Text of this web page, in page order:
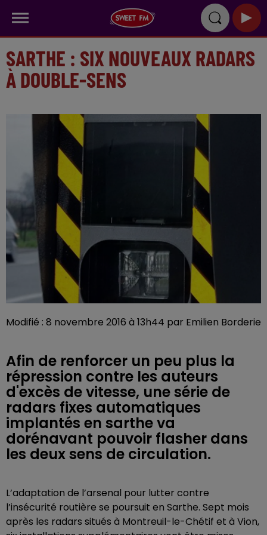
SARTHE : SIX NOUVEAUX RADARS
À DOUBLE-SENS
Modifié : 8 novembre 2016 à 13h44 par Emilien Borderie
Afin de renforcer un peu plus la
répression contre les auteurs
d'excès de vitesse, une série de
radars fixes automatiques
implantés en sarthe va
dorénavant pouvoir flasher dans
les deux sens de circulation.
L’adaptation de l’arsenal pour lutter contre
l’insécurité routière se poursuit en Sarthe. Sept mois
après les radars situés à Montreuil-le-Chétif et à Vion,